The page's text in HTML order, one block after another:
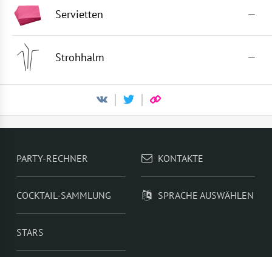
Servietten —
Strohhalm —
PARTY-RECHNER
COCKTAIL-SAMMLUNG
STARS
KONTAKTE
SPRACHE AUSWÄHLEN